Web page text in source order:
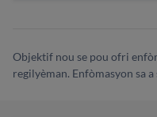
Objektif nou se pou ofri
regilyèman. Enfòmasyon sa a